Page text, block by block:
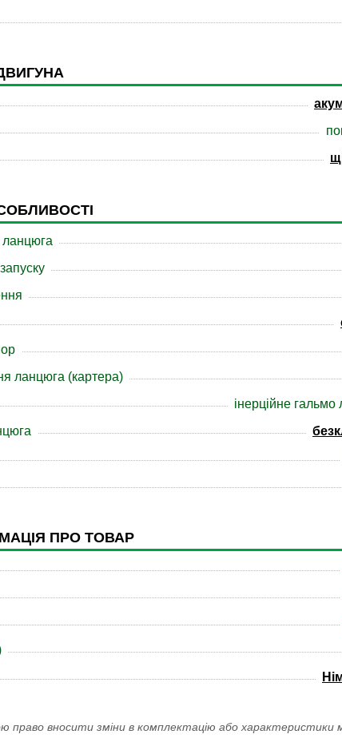
ланцюга (картера)
інерційне гальмо
ПРО ТОВАР
право вносити зміни в комплектацію або характеристики